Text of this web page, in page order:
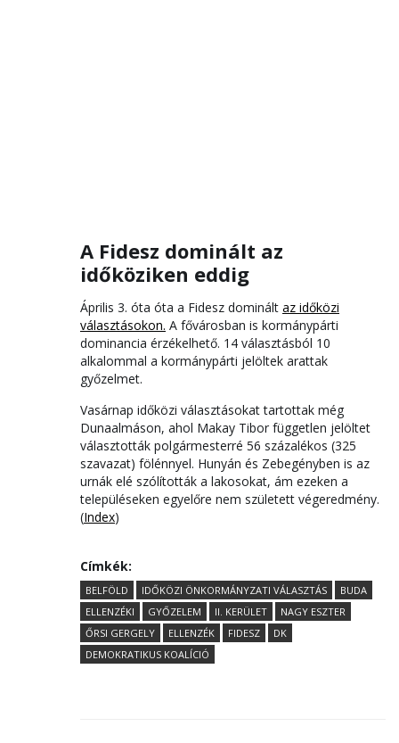
A Fidesz dominált az
időköziken eddig
Április 3. óta óta a Fidesz dominált az időközi
választásokon. A fővárosban is kormánypárti
dominancia érzékelhető. 14 választásból 10
alkalommal a kormánypárti jelöltek arattak
győzelmet.
Vasárnap időközi választásokat tartottak még
Dunaalmáson, ahol Makay Tibor független jelöltet
választották polgármesterré 56 százalékos (325
szavazat) fölénnyel. Hunyán és Zebegényben is az
urnák elé szólították a lakosokat, ám ezeken a
településeken egyelőre nem született végeredmény.
(Index)
Címkék:
BELFÖLD IDŐKÖZI ÖNKORMÁNYZATI VÁLASZTÁS
BUDA
ELLENZÉKI
GYŐZELEM II. KERÜLET
NAGY ESZTER
ŐRSI GERGELY
ELLENZÉK FIDESZ
DK
DEMOKRATIKUS KOALÍCIÓ